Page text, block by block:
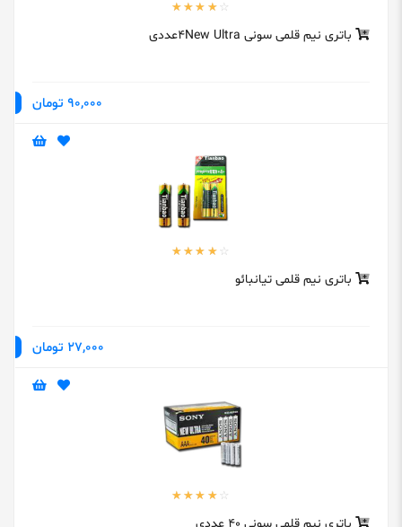
باتری نیم قلمی سونی 4New Ultraعددی
90,000 تومان
باتری نیم قلمی تیانبائو
27,000 تومان